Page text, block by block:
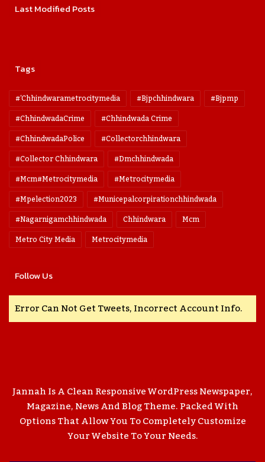
Last Modified Posts
Tags
#'chhindwarametrocitymedia #bjpchhindwara
#bjpmp
#ChhindwadaCrime
#Chhindwada Crime
#ChhindwadaPolice
#collectorchhindwara
#collector Chhindwara
#dmchhindwada
#mcm#metrocitymedia
#metrocitymedia
#mpelection2023
#municepalcorpirationchhindwada
#nagarnigamchhindwada
Chhindwara
Mcm
Metro City Media
Metrocitymedia
Follow Us
Error Can Not Get Tweets, Incorrect Account Info.
Jannah Is A Clean Responsive WordPress Newspaper,
Magazine, News And Blog Theme. Packed With
Options That Allow You To Completely Customize
Your Website To Your Needs.